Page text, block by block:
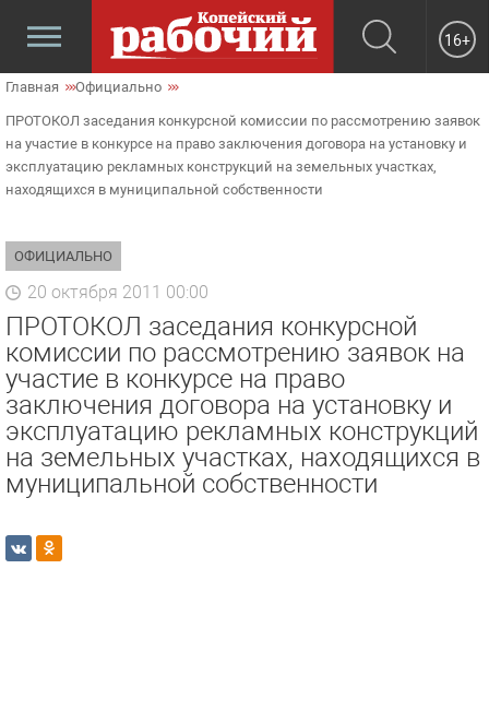
16+
Главная Официально
ПРОТОКОЛ заседания конкурсной комиссии по рассмотрению заявок
на участие в конкурсе на право заключения договора на установку и
эксплуатацию рекламных конструкций на земельных участках,
находящихся в муниципальной собственности
ОФИЦИАЛЬНО
20 октября 2011 00:00
ПРОТОКОЛ заседания конкурсной
комиссии по рассмотрению заявок на
участие в конкурсе на право
заключения договора на установку и
эксплуатацию рекламных конструкций
на земельных участках, находящихся в
муниципальной собственности